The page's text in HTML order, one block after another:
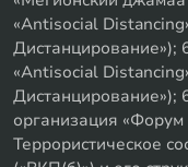
«Antisocial
Дистанцирование»);
«Antisocial
Дистанцирование»);
организация «Форум
Террористическое